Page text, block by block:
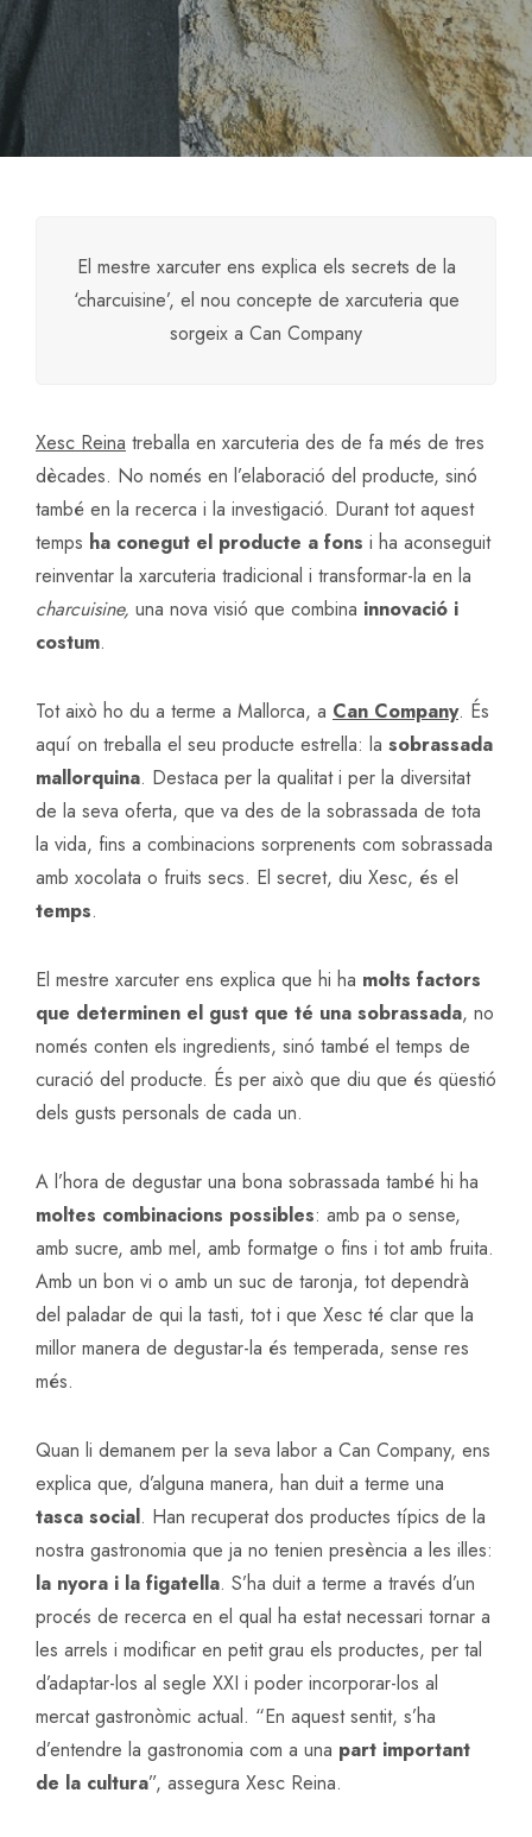
El mestre xarcuter ens explica els secrets de la
‘charcuisine’, el nou concepte de xarcuteria que
sorgeix a Can Company
Xesc Reina treballa en xarcuteria des de fa més de tres
dècades. No només en l’elaboració del producte, sinó
també en la recerca i la investigació. Durant tot aquest
temps ha conegut el producte a fons i ha aconseguit
reinventar la xarcuteria tradicional i transformar-la en la
charcuisine, una nova visió que combina innovació i
costum.
Tot això ho du a terme a Mallorca, a Can Company. És
aquí on treballa el seu producte estrella: la sobrassada
mallorquina. Destaca per la qualitat i per la diversitat
de la seva oferta, que va des de la sobrassada de tota
la vida, fins a combinacions sorprenents com sobrassada
amb xocolata o fruits secs. El secret, diu Xesc, és el
temps.
El mestre xarcuter ens explica que hi ha molts factors
que determinen el gust que té una sobrassada, no
només conten els ingredients, sinó també el temps de
curació del producte. És per això que diu que és qüestió
dels gusts personals de cada un.
A l’hora de degustar una bona sobrassada també hi ha
moltes combinacions possibles: amb pa o sense,
amb sucre, amb mel, amb formatge o fins i tot amb fruita.
Amb un bon vi o amb un suc de taronja, tot dependrà
del paladar de qui la tasti, tot i que Xesc té clar que la
millor manera de degustar-la és temperada, sense res
més.
Quan li demanem per la seva labor a Can Company, ens
explica que, d’alguna manera, han duit a terme una
tasca social. Han recuperat dos productes típics de la
nostra gastronomia que ja no tenien presència a les illes:
la nyora i la figatella. S’ha duit a terme a través d’un
procés de recerca en el qual ha estat necessari tornar a
les arrels i modificar en petit grau els productes, per tal
d’adaptar-los al segle XXI i poder incorporar-los al
mercat gastronòmic actual. “En aquest sentit, s’ha
d’entendre la gastronomia com a una part important
de la cultura”, assegura Xesc Reina.